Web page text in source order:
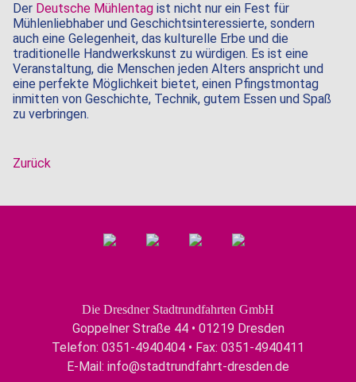
Der Deutsche Mühlentag ist nicht nur ein Fest für
Mühlenliebhaber und Geschichtsinteressierte, sondern
auch eine Gelegenheit, das kulturelle Erbe und die
traditionelle Handwerkskunst zu würdigen. Es ist eine
Veranstaltung, die Menschen jeden Alters anspricht und
eine perfekte Möglichkeit bietet, einen Pfingstmontag
inmitten von Geschichte, Technik, gutem Essen und Spaß
zu verbringen.
Zurück
Die Dresdner Stadtrundfahrten GmbH
Goppelner Straße 44 • 01219 Dresden
Telefon: 0351-4940404 • Fax: 0351-4940411
E-Mail: info@stadtrundfahrt-dresden.de